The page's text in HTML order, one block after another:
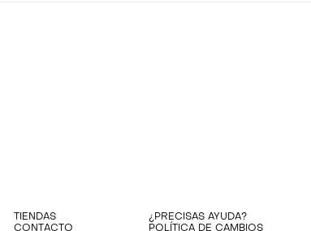
TIENDAS
CONTACTO
¿PRECISAS AYUDA?
POLÍTICA DE CAMBIOS